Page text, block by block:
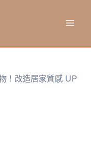
！改造居家質感 UP